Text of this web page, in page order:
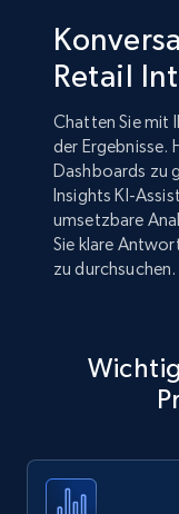
Retail
Chatten Sie mit
der Ergebnisse.
Dashboards zu
Insights KI-
umsetzbare
Sie klare
zu durchsuchen.